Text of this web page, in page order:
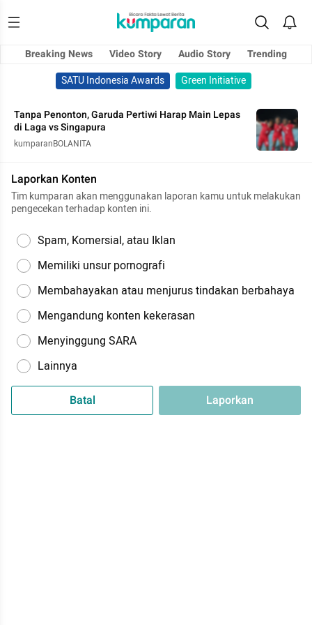
Breaking News Video Story Audio Story
Trending
SATU Indonesia Awards
Green Initiative
Tanpa Penonton, Garuda Pertiwi Harap Main Lepas
di Laga vs Singapura
kumparanBOLANITA
Laporkan Konten
Tim kumparan akan menggunakan laporan kamu untuk melakukan
pengecekan terhadap konten ini.
Spam, Komersial, atau Iklan
Memiliki unsur pornografi
Membahayakan atau menjurus tindakan berbahaya
Mengandung konten kekerasan
Menyinggung SARA
Lainnya
Batal Laporkan